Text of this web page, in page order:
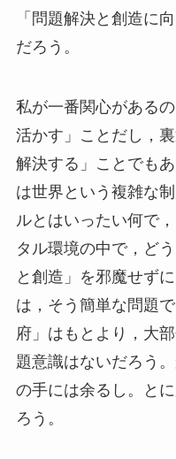
「問題解決と創造に
だろう。
私が一番関心がある
活かす」ことだし，
解決する」ことでも
は世界という複雑な
ルとはいったい何で
タル環境の中で，ど
と創造」を邪魔せず
は，そう簡単な問題
府」はもとより，大
題意識はないだろう
の手には余るし。と
ろう。